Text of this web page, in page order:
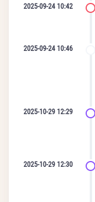
2025-09-24 10:42
2025-09-24 10:46
2025-10-29 12:29
2025-10-29 12:30